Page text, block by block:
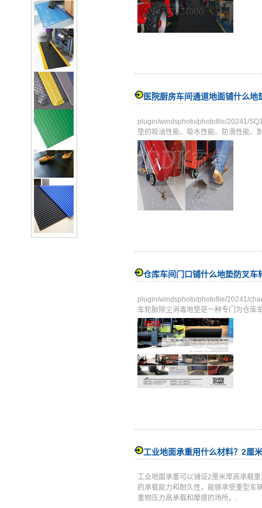
医院厨房车间通道地面铺什么
plugin/windsphoto/photofile/20241/
垫的吸油性能、吸水性能、防滑性能、
仓库车间门口铺什么地垫防叉
plugin/windsphoto/photofile/20241/
车轮胎除尘消毒地垫是一种专门为仓库
工业地面承重用什么材料？2厘
工业地面承重可以铺设2厘米厚高承载
的承载能力和耐久性，能够承受重型车
重物压力高承载和摩擦的场所。.